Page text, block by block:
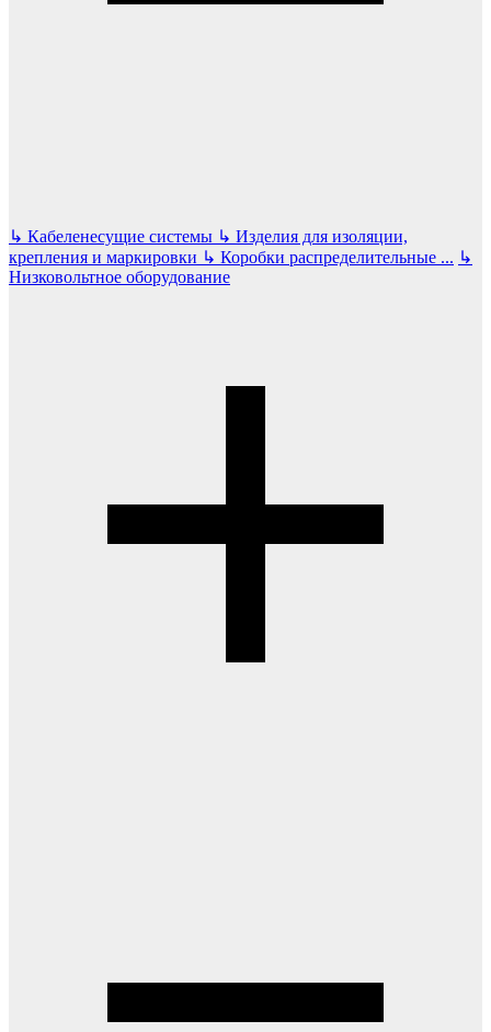
↳ Кабеленесущие системы ↳ Изделия для изоляции,
крепления и маркировки ↳ Коробки распределительные ... ↳
Низковольтное оборудование